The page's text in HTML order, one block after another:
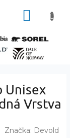
Unisex
Vrstva
Značka: Devold